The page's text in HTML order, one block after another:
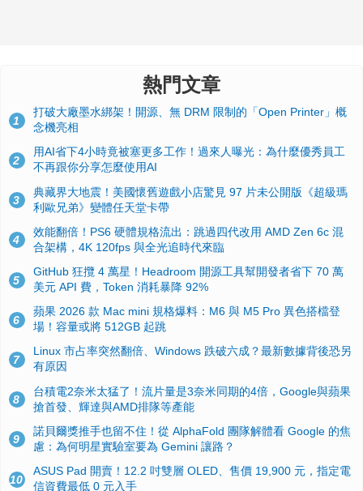
熱門文章
1
打破大廠墨水綁架！開源、無 DRM 限制的「Open Printer」概
念機亮相
2
用AI省下4小時竟被塞更多工作！過來人曝光：為什麼優秀員工
不再跟你分享怎麼使用AI
3
典藏界大地震！美國懷舊遊戲小店驚見 97 片未公開版《超級瑪
利歐兄弟》變體任天堂卡帶
4
效能翻倍！PS6 硬體規格流出：跳過四代改用 AMD Zen 6c 混
合架構，4K 120fps 與全光追時代來臨
5
GitHub 狂攬 4 萬星！Headroom 開源工具幫開發者省下 70 萬
美元 API 費，Token 消耗暴降 92%
6
蘋果 2026 款 Mac mini 規格爆料：M6 與 M5 Pro 異色搭檔登
場！容量或將 512GB 起跳
7
Linux 市占率突然翻倍、Windows 跌破六成？最新數據背後恐另
有原因
8
台積電2奈米太猛了！流片量是3奈米同期的4倍，Google與蘋果
搶首發、輝達與AMD排隊等產能
9
諾貝爾獎推手也留不住！從 AlphaFold 團隊解體看 Google 的焦
慮：為何明星實驗室要為 Gemini 讓路？
10
ASUS Pad 開賣！12.2 吋雙層 OLED、售價 19,900 元，指定電
信資費最低 0 元入手